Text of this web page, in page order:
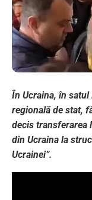
În Ucraina, în
regională de stat,
decis transferarea
din Ucraina la
Ucrainei”.